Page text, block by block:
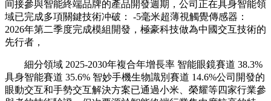
间接參與智能終端品牌的產品開發週期，公司正在具身智能領
域已完成多項關鍵技術冲破： -5毫米超薄視觸覺傳感器：
2026年第二季度完成模組開發，極豪科技做為中國交互技術的
先行者，
細分領域 2025-2030年複合年增長率 智能眼鏡賽道 38.3%
具身智能賽道 35.6% 智妙手機生物識別賽道 14.6%公司開發的
眼動交互和手勢交互解決方案已通過小米、榮耀等四家行業參